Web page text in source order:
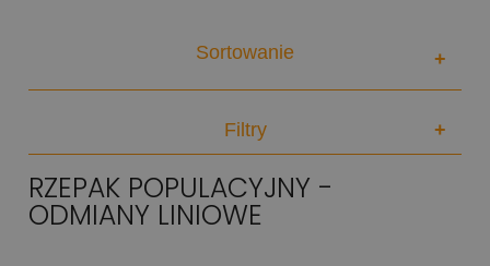
Sortowanie +
Filtry +
RZEPAK POPULACYJNY -
ODMIANY LINIOWE